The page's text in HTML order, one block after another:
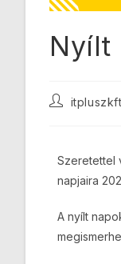
Nyílt
itpluszkft
Szeretettel
napjaira
A nyílt